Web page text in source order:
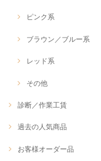
ピンク系
ブラウン／ブルー系
レッド系
その他
診断／作業工賃
過去の人気商品
お客様オーダー品